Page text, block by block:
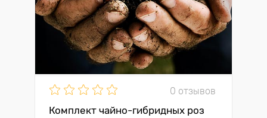
0 отзывов
Комплект чайно-гибридных роз